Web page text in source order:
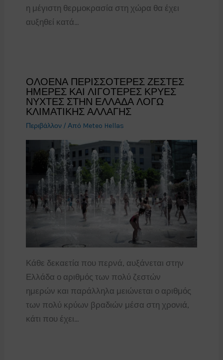
η μέγιστη θερμοκρασία στη χώρα θα έχει
αυξηθεί κατά…
ΟΛΟΕΝΑ ΠΕΡΙΣΣΟΤΕΡΕΣ ΖΕΣΤΕΣ
ΗΜΕΡΕΣ ΚΑΙ ΛΙΓΟΤΕΡΕΣ ΚΡΥΕΣ
ΝΥΧΤΕΣ ΣΤΗΝ ΕΛΛΑΔΑ ΛΟΓΩ
ΚΛΙΜΑΤΙΚΗΣ ΑΛΛΑΓΗΣ
Περιβάλλον/ Από Meteo Hellas
Κάθε δεκαετία που περνά, αυξάνεται στην
Ελλάδα ο αριθμός των πολύ ζεστών
ημερών και παράλληλα μειώνεται ο αριθμός
των πολύ κρύων βραδιών μέσα στη χρονιά,
κάτι που έχει…